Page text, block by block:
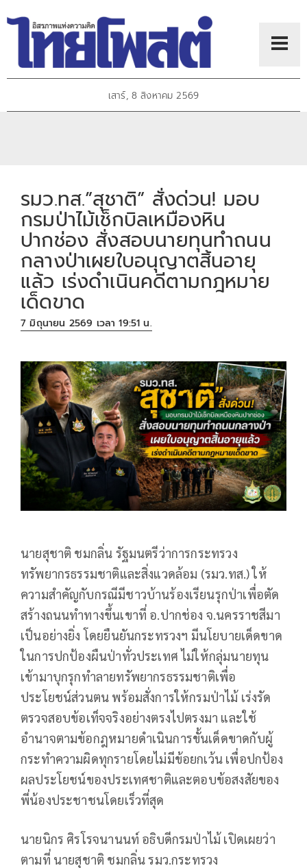
เสาร์, 8 สิงหาคม 2569
รมว.ทส.”สุชาติ” สั่งด่วน! มอบ
กรมป่าไม้เช็กบิลเหมืองหิน
ปากช่อง สั่งสอบนายทุนทำถนน
กลางป่าเผยใบอนุญาตสิ้นอายุ
แล้ว เร่งดำเนินคดีตามกฎหมาย
เด็ดขาด
7 มิถุนายน 2569 เวลา 19:51 น.
นายสุชาติ ชมกลิ่น รัฐมนตรีว่าการกระทรวง
ทรัพยากรธรรมชาติและสิ่งแวดล้อม (รมว.ทส.) ให้
ความสำคัญกับกรณีมีชาวบ้านร้องเรียนรุกป่าเพื่อตัด
สร้างถนนทำทางขึ้นเขาที่ อ.ปากช่อง จ.นครราชสีมา
เป็นอย่างยิ่ง โดยยืนยันกระทรวงฯ มีนโยบายเด็ดขาด
ในการปกป้องผืนป่าทั่วประเทศ ไม่ให้กลุ่มนายทุน
เข้ามาบุกรุกทำลายทรัพยากรธรรมชาติเพื่อ
ประโยชน์ส่วนตน พร้อมสั่งการให้กรมป่าไม้ เร่งรัด
ตรวจสอบข้อเท็จจริงอย่างตรงไปตรงมา และใช้
อำนาจตามข้อกฎหมายดำเนินการขั้นเด็ดขาดกับผู้
กระทำความผิดทุกรายโดยไม่มีข้อยกเว้น เพื่อปกป้อง
ผลประโยชน์ของประเทศชาติและตอบข้อสงสัยของ
พี่น้องประชาชนโดยเร็วที่สุด
นายนิกร ศิรโรจนานนท์ อธิบดีกรมป่าไม้ เปิดเผยว่า
ตามที่ นายสุชาติ ชมกลิ่น รมว.กระทรวง